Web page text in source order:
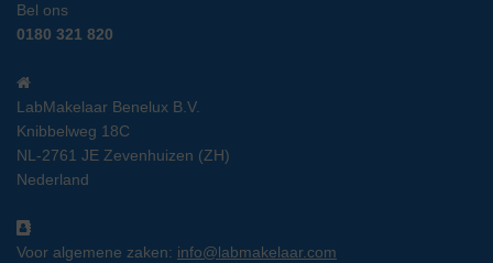
Bel ons
0180 321 820
LabMakelaar Benelux B.V.
Knibbelweg 18C
NL-2761 JE Zevenhuizen (ZH)
Nederland
Voor algemene zaken: info@labmakelaar.com